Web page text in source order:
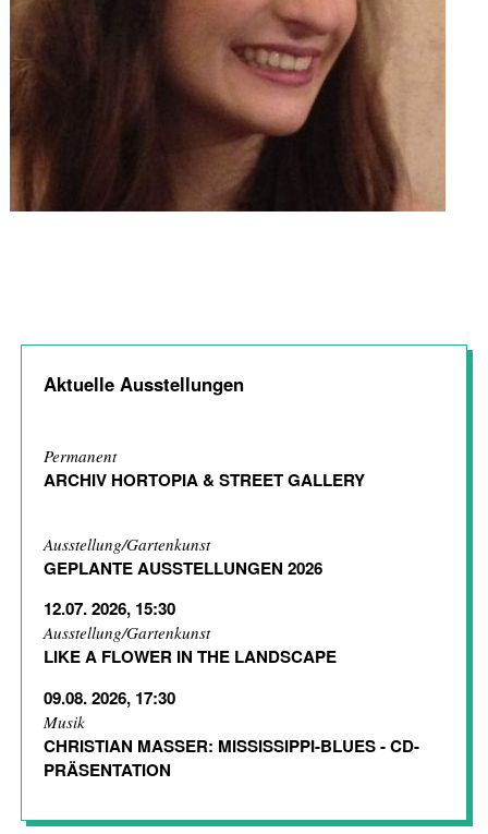
Aktuelle Ausstellungen
Permanent
ARCHIV HORTOPIA & STREET GALLERY
Ausstellung/Gartenkunst
GEPLANTE AUSSTELLUNGEN 2026
12.07. 2026, 15:30
Ausstellung/Gartenkunst
LIKE A FLOWER IN THE LANDSCAPE
09.08. 2026, 17:30
Musik
CHRISTIAN MASSER: MISSISSIPPI-BLUES - CD-
PRÄSENTATION